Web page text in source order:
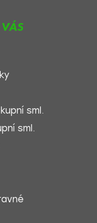
sml.
sml.